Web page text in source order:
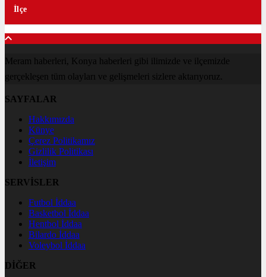
Meram haberleri, Konya haberleri gibi ilimizde ve ilçemizde
gerçekleşen tüm olayları ve gelişmeleri sizlere aktarıyoruz.
SAYFALAR
Hakkımızda
Künye
Çerez Politikamız
Gizlilik Politikası
İletişim
SERVİSLER
Futbol İddaa
Basketbol İddaa
Hentbol İddaa
Bilardo İddaa
Voleybol İddaa
DİĞER